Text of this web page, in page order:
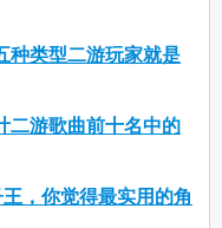
种类型二游玩家就是
二游歌曲前十名中的
，你觉得最实用的角